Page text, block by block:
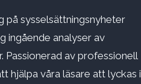
på sysselsättningsnyheter
ingående analyser av
av professionell
hjälpa våra läsare att lyckas i